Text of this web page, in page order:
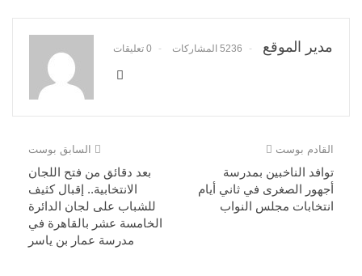
مدير الموقع 5236 المشاركات 0 تعليقات
السابق بوست
بعد دقائق من فتح اللجان
الانتخابية.. إقبال كثيف
للشباب على لجان الدائرة
الخامسة عشر بالقاهرة في
مدرسة عمار بن ياسر
القادم بوست
توافد الناخبين بمدرسة
أجهور الصغرى في ثاني أيام
انتخابات مجلس النواب